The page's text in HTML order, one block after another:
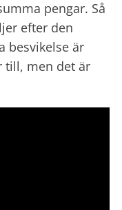
pengar. Så
efter den
besvikelse är
till, men det är